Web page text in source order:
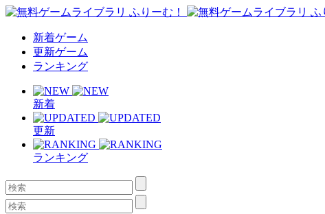
新着ゲーム
更新ゲーム
ランキング
新着
更新
ランキング